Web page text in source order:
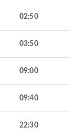
02:50
03:50
09:00
09:40
22:30